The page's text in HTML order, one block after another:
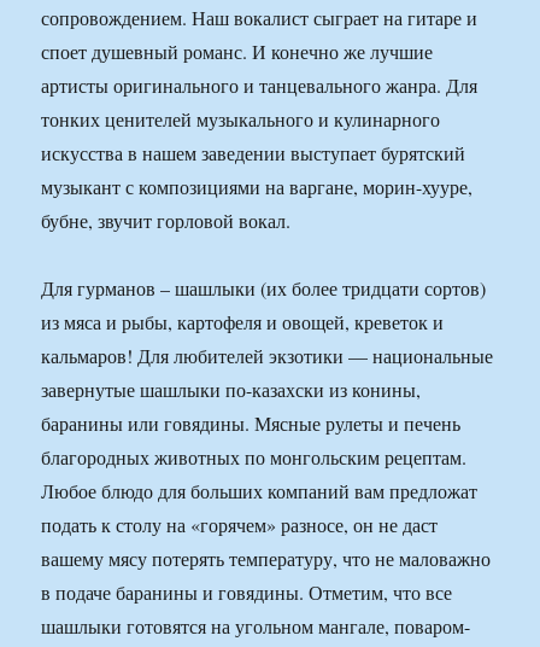
сопровождением. Наш вокалист сыграет на гитаре и
споет душевный романс. И конечно же лучшие
артисты оригинального и танцевального жанра. Для
тонких ценителей музыкального и кулинарного
искусства в нашем заведении выступает бурятский
музыкант с композициями на варгане, морин-хууре,
бубне, звучит горловой вокал.
Для гурманов – шашлыки (их более тридцати сортов)
из мяса и рыбы, картофеля и овощей, креветок и
кальмаров! Для любителей экзотики — национальные
завернутые шашлыки по-казахски из конины,
баранины или говядины. Мясные рулеты и печень
благородных животных по монгольским рецептам.
Любое блюдо для больших компаний вам предложат
подать к столу на «горячем» разносе, он не даст
вашему мясу потерять температуру, что не маловажно
в подаче баранины и говядины. Отметим, что все
шашлыки готовятся на угольном мангале, поваром-